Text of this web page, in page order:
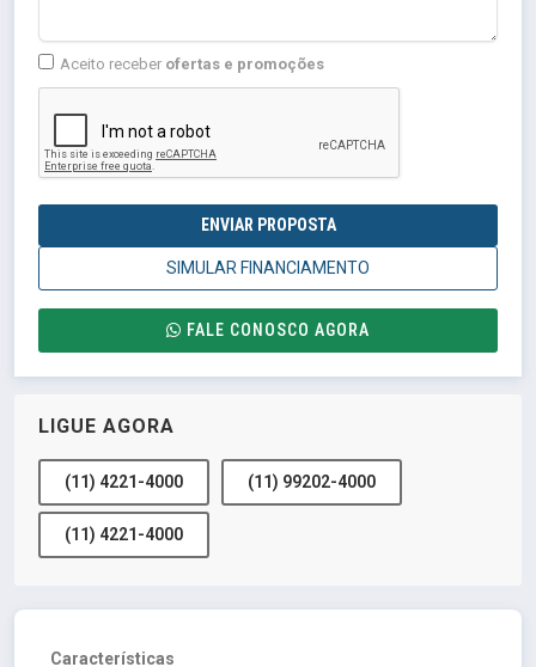
Aceito receber ofertas e promoções
ENVIAR PROPOSTA
SIMULAR FINANCIAMENTO
FALE CONOSCO AGORA
LIGUE AGORA
(11) 4221-4000 (11) 99202-4000
(11) 4221-4000
Características